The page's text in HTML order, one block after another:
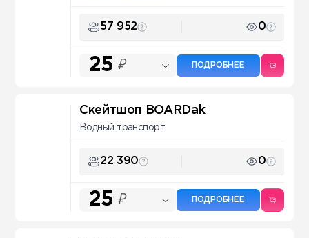
57 952 0
25 ₽ ПОДРОБНЕЕ
Скейтшоп BOARDak
Водный транспорт
22 390 0
25 ₽ ПОДРОБНЕЕ